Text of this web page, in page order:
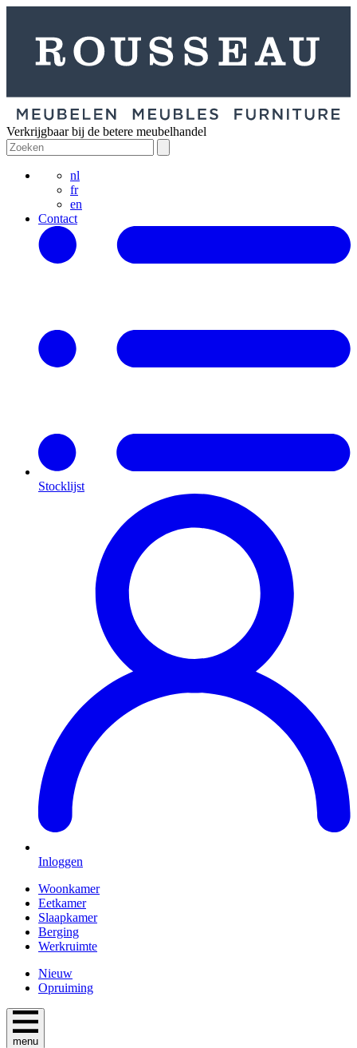
Verkrijgbaar bij de betere meubelhandel
nl
fr
en
Contact
Stocklijst
Inloggen
Woonkamer
Eetkamer
Slaapkamer
Berging
Werkruimte
Nieuw
Opruiming
menu